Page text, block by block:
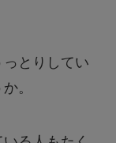
とりしてい
。